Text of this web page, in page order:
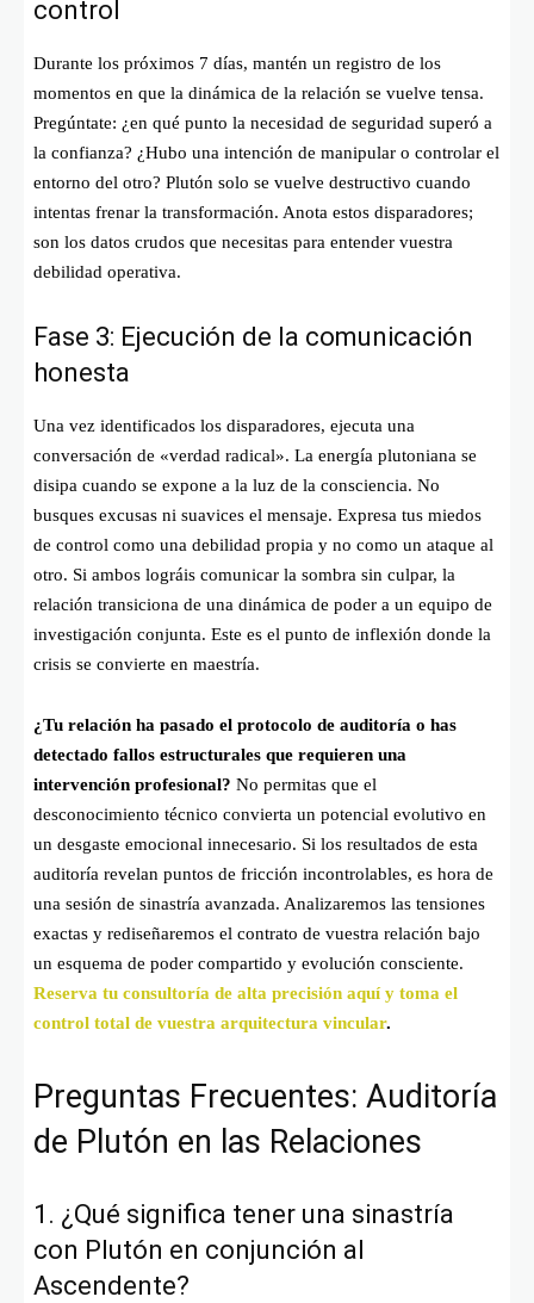
control
Durante los próximos 7 días, mantén un registro de los
momentos en que la dinámica de la relación se vuelve tensa.
Pregúntate: ¿en qué punto la necesidad de seguridad superó a
la confianza? ¿Hubo una intención de manipular o controlar el
entorno del otro? Plutón solo se vuelve destructivo cuando
intentas frenar la transformación. Anota estos disparadores;
son los datos crudos que necesitas para entender vuestra
debilidad operativa.
Fase 3: Ejecución de la comunicación
honesta
Una vez identificados los disparadores, ejecuta una
conversación de «verdad radical». La energía plutoniana se
disipa cuando se expone a la luz de la consciencia. No
busques excusas ni suavices el mensaje. Expresa tus miedos
de control como una debilidad propia y no como un ataque al
otro. Si ambos lográis comunicar la sombra sin culpar, la
relación transiciona de una dinámica de poder a un equipo de
investigación conjunta. Este es el punto de inflexión donde la
crisis se convierte en maestría.
¿Tu relación ha pasado el protocolo de auditoría o has
detectado fallos estructurales que requieren una
intervención profesional? No permitas que el
desconocimiento técnico convierta un potencial evolutivo en
un desgaste emocional innecesario. Si los resultados de esta
auditoría revelan puntos de fricción incontrolables, es hora de
una sesión de sinastría avanzada. Analizaremos las tensiones
exactas y rediseñaremos el contrato de vuestra relación bajo
un esquema de poder compartido y evolución consciente.
Reserva tu consultoría de alta precisión aquí y toma el
control total de vuestra arquitectura vincular.
Preguntas Frecuentes: Auditoría
de Plutón en las Relaciones
1. ¿Qué significa tener una sinastría
con Plutón en conjunción al
Ascendente?